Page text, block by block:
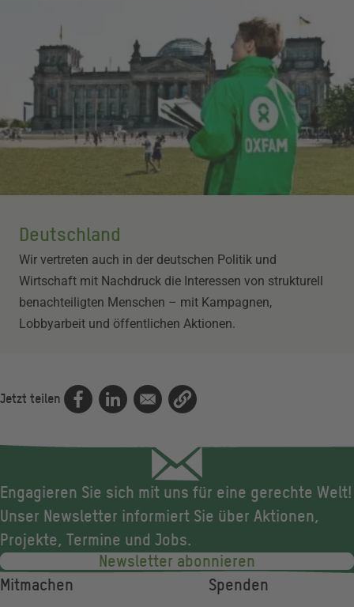
Deutschland
Wir vertreten auch in der deutschen Politik und
Wirtschaft mit Nachdruck die Interessen von strukturell
benachteiligten Menschen – mit Kampagnen,
Lobbyarbeit und öffentlichen Aktionen.
Jetzt teilen
Engagieren Sie sich mit uns für eine gerechte Welt!
Unser Newsletter informiert Sie über Aktionen,
Projekte, Termine und Jobs.
Newsletter abonnieren
Fußzeile
Mitmachen Spenden